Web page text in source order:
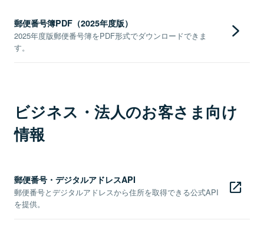
郵便番号簿PDF（2025年度版）
2025年度版郵便番号簿をPDF形式でダウンロードできま
す。
ビジネス・法人のお客さま向け
情報
郵便番号・デジタルアドレスAPI
郵便番号とデジタルアドレスから住所を取得できる公式API
を提供。